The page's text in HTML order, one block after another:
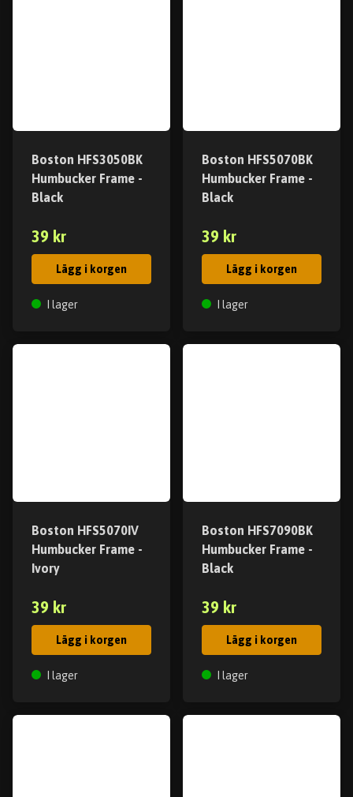
Boston HFS3050BK
Humbucker Frame -
Black
39 kr
Lägg i korgen
I lager
Boston HFS5070BK
Humbucker Frame -
Black
39 kr
Lägg i korgen
I lager
Boston HFS5070IV
Humbucker Frame -
Ivory
39 kr
Lägg i korgen
I lager
Boston HFS7090BK
Humbucker Frame -
Black
39 kr
Lägg i korgen
I lager